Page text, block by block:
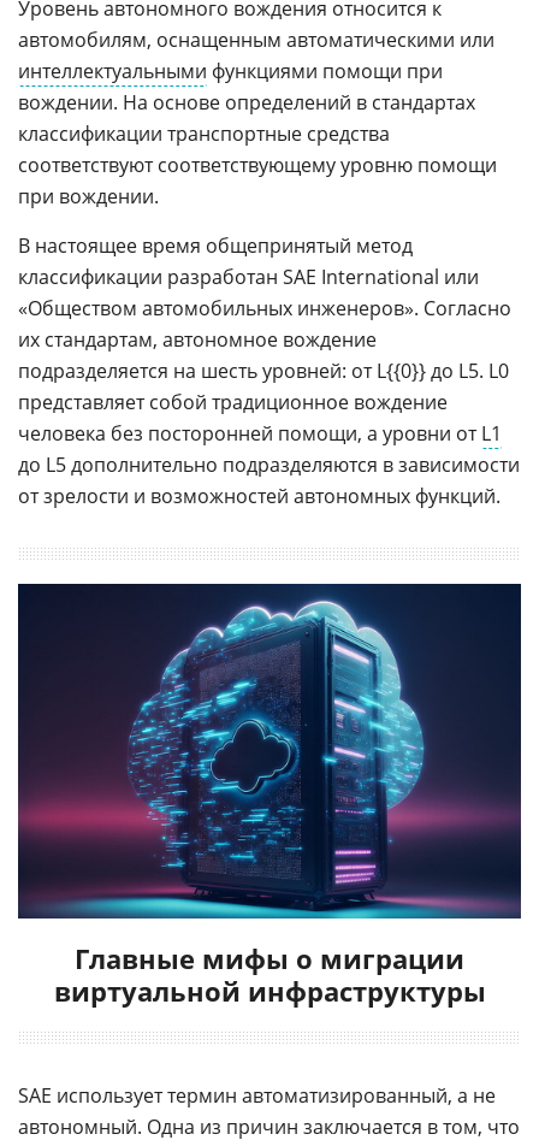
Уровень автономного вождения относится к
автомобилям, оснащенным автоматическими или
интеллектуальными функциями помощи при
вождении. На основе определений в стандартах
классификации транспортные средства
соответствуют соответствующему уровню помощи
при вождении.
В настоящее время общепринятый метод
классификации разработан SAE International или
«Обществом автомобильных инженеров». Согласно
их стандартам, автономное вождение
подразделяется на шесть уровней: от L{{0}} до L5. L0
представляет собой традиционное вождение
человека без посторонней помощи, а уровни отL1
до L5 дополнительно подразделяются в зависимости
от зрелости и возможностей автономных функций.
Главные мифы о миграции
виртуальной инфраструктуры
SAE использует термин автоматизированный, а не
автономный. Одна из причин заключается в том, что